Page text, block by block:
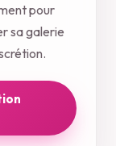
pour
sa galerie